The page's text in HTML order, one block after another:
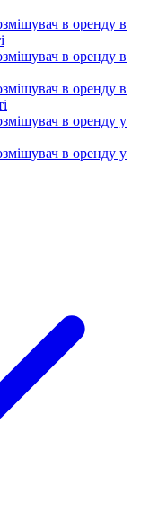
в оренду в
в оренду в
в оренду в
в оренду у
в оренду у